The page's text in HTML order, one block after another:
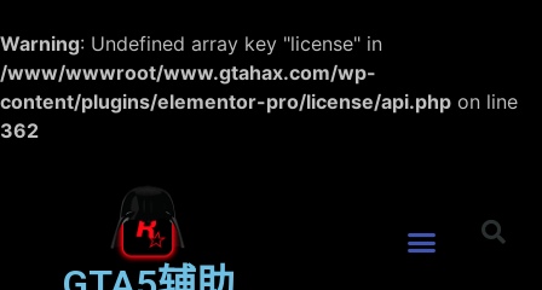
Warning: Undefined array key "license" in
/www/wwwroot/www.gtahax.com/wp-
content/plugins/elementor-pro/license/api.php on line
362